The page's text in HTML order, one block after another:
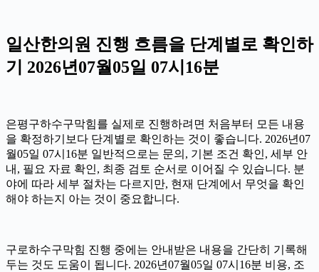
일산한의원 진행 흐름을 단계별로 확인하
기 2026년07월05일 07시16분
은평구하수구막힘를 실제로 진행하려면 처음부터 모든 내용
을 확정하기보다 단계별로 확인하는 것이 좋습니다. 2026년07
월05일 07시16분 일반적으로는 문의, 기본 조건 확인, 세부 안
내, 필요 자료 확인, 최종 검토 순서로 이어질 수 있습니다. 분
야에 따라 세부 절차는 다르지만, 현재 단계에서 무엇을 확인
해야 하는지 아는 것이 중요합니다.
구로하수구막힘 진행 중에는 안내받은 내용을 간단히 기록해
두는 것도 도움이 됩니다. 2026년07월05일 07시16분 비용, 조